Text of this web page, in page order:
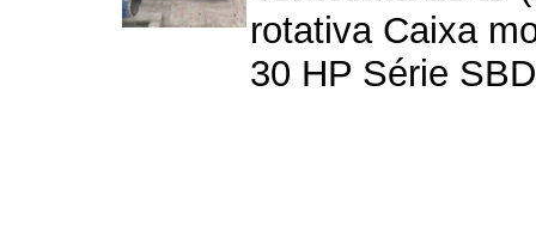
rotativa Caixa
30 HP Série